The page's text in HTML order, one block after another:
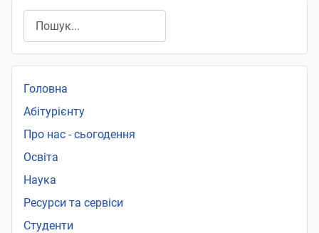
Головна
Абітурієнту
Про нас - сьогодення
Освіта
Наука
Ресурси та сервіси
Студенти